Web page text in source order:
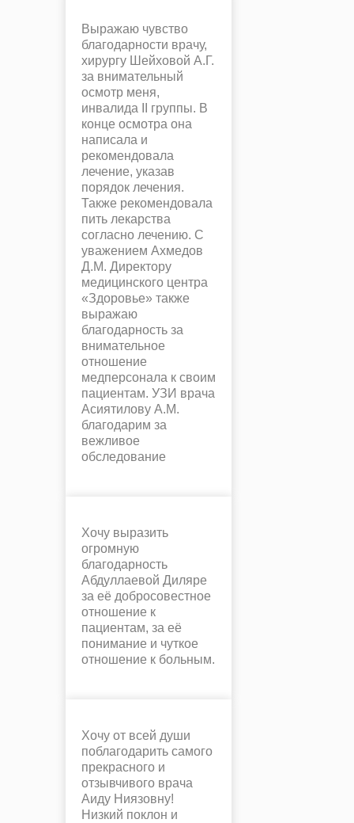
Выражаю чувство
благодарности врачу,
хирургу Шейховой А.Г.
за внимательный
осмотр меня,
инвалида II группы. В
конце осмотра она
написала и
рекомендовала
лечение, указав
порядок лечения.
Также рекомендовала
пить лекарства
согласно лечению. С
уважением Ахмедов
Д.М. Директору
медицинского центра
«Здоровье» также
выражаю
благодарность за
внимательное
отношение
медперсонала к своим
пациентам. УЗИ врача
Асиятилову А.М.
благодарим за
вежливое
обследование
Хочу выразить
огромную
благодарность
Абдуллаевой Диляре
за её добросовестное
отношение к
пациентам, за её
понимание и чуткое
отношение к больным.
Хочу от всей души
поблагодарить самого
прекрасного и
отзывчивого врача
Аиду Ниязовну!
Низкий поклон и